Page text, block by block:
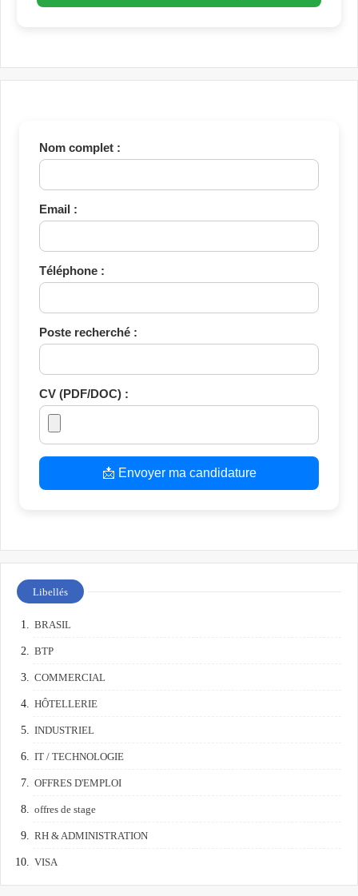
Nom complet :
Email :
Téléphone :
Poste recherché :
CV (PDF/DOC) :
📩 Envoyer ma candidature
Libellés
BRASIL
BTP
COMMERCIAL
HÔTELLERIE
INDUSTRIEL
IT / TECHNOLOGIE
OFFRES D'EMPLOI
offres de stage
RH & ADMINISTRATION
VISA